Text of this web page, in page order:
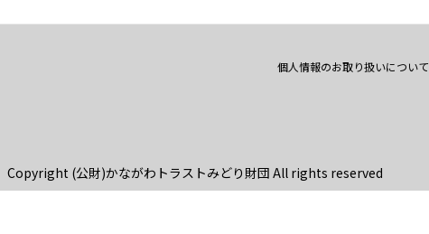
個人情報のお取り扱いについて
Copyright (公財)かながわトラストみどり財団 All rights reserved